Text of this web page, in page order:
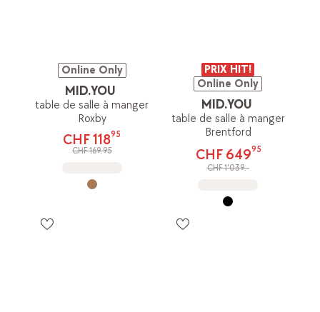
Online Only
MID.YOU
table de salle à manger
Roxby
CHF 11895
CHF 169.95
PRIX HIT!
Online Only
MID.YOU
table de salle à manger
Brentford
CHF 64995
CHF 1'039.-